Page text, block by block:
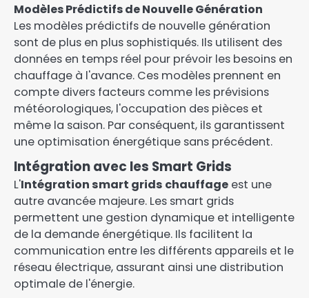
Modèles Prédictifs de Nouvelle Génération
Les modèles prédictifs de nouvelle génération
sont de plus en plus sophistiqués. Ils utilisent des
données en temps réel pour prévoir les besoins en
chauffage à l'avance. Ces modèles prennent en
compte divers facteurs comme les prévisions
météorologiques, l'occupation des pièces et
même la saison. Par conséquent, ils garantissent
une optimisation énergétique sans précédent.
Intégration avec les Smart Grids
L'Intégration smart grids chauffage est une
autre avancée majeure. Les smart grids
permettent une gestion dynamique et intelligente
de la demande énergétique. Ils facilitent la
communication entre les différents appareils et le
réseau électrique, assurant ainsi une distribution
optimale de l'énergie.